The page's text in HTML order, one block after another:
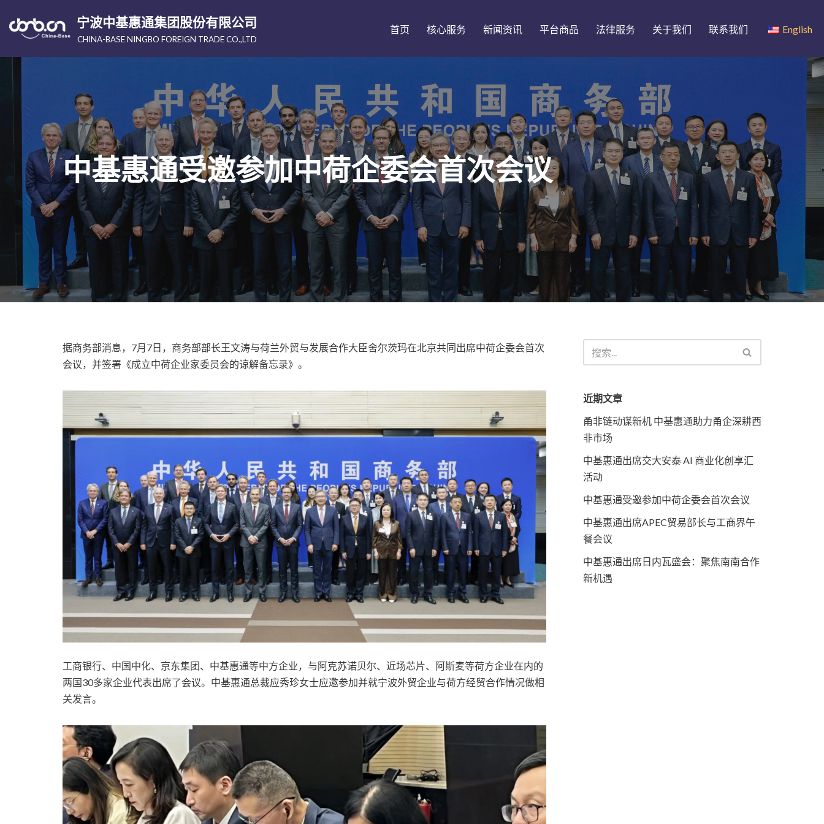
跳
宁波中基惠通集团股份有限公司
CHINA-BASE NINGBO FOREIGN TRADE CO.,LTD
首页 核心服务 新闻资讯 平台商品 法律服务 关于我们 联系我们 English
中基惠通受邀参加中荷企委会首次会议
据商务部消息，7月7日，商务部部长王文涛与荷兰外贸与发展合作大臣舍尔茨玛在北京共同出席中荷企委会首次
会议，并签署《成立中荷企业家委员会的谅解备忘录》。
工商银行、中国中化、京东集团、中基惠通等中方企业，与阿克苏诺贝尔、近场芯片、阿斯麦等荷方企业在内的
两国30多家企业代表出席了会议。中基惠通总裁应秀珍女士应邀参加并就宁波外贸企业与荷方经贸合作情况做相
关发言。
近期文章
甬非链动谋新机 中基惠通助力甬企深耕西
非市场
中基惠通出席交大安泰 AI 商业化创享汇
活动
中基惠通受邀参加中荷企委会首次会议
中基惠通出席APEC贸易部长与工商界午
餐会议
中基惠通出席日内瓦盛会：聚焦南南合作
新机遇